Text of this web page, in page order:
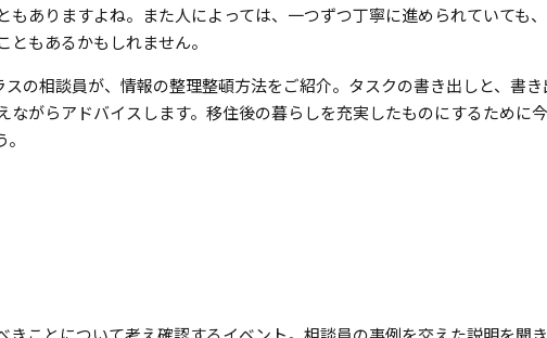
ありますよね。また人によっては、一つずつ丁寧に進められていても
ともあるかもしれません。
の相談員が、情報の整理整頓方法をご紹介。タスクの書き出しと、書
がらアドバイスします。移住後の暮らしを充実したものにするために